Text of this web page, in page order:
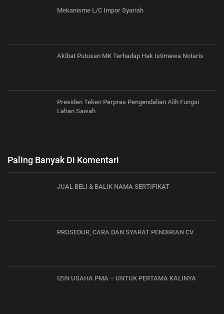
Mekanisme L/C Impor Syariah
Akibat Putusan MK Terhadap Hak Istimewa Notaris
Presiden Teken Perpres Pengendalian Alih Fungsi
Lahan Sawah
Paling Banyak Di Komentari
JUAL BELI & BALIK NAMA SERTIFIKAT
PROSEDUR, CARA DAN SYARAT PENDIRIAN CV
IZIN USAHA PMA – UNTUK PERTAMA KALINYA